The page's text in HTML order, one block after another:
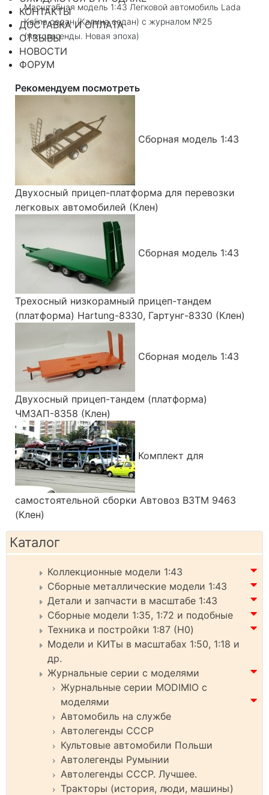
КОНТАКТЫ
ДОСТАВКА И ОПЛАТА
ОТЗЫВЫ
НОВОСТИ
ФОРУМ
Масштабная модель 1:43 Легковой автомобиль Lada
Kalina седан (Калина седан) с журналом №25
(Автолегенды. Новая эпоха)
Рекомендуем посмотреть
Сборная модель 1:43
Двухосный прицеп-платформа для перевозки
легковых автомобилей (Клен)
Сборная модель 1:43
Трехосный низкорамный прицеп-тандем
(платформа) Hartung-8330, Гартунг-8330 (Клен)
Сборная модель 1:43
Двухосный прицеп-тандем (платформа)
ЧМЗАП-8358 (Клен)
Комплект для
самостоятельной сборки Автовоз ВЗТМ 9463
(Клен)
Каталог
Коллекционные модели 1:43
Сборные металлические модели 1:43
Детали и запчасти в масштабе 1:43
Сборные модели 1:35, 1:72 и подобные
Техника и постройки 1:87 (H0)
Модели и КИТы в масштабах 1:50, 1:18 и
др.
Журнальные серии с моделями
Журнальные серии MODIMIO с
моделями
Автомобиль на службе
Автолегенды СССР
Культовые автомобили Польши
Автолегенды Румынии
Автолегенды СССР. Лучшее.
Тракторы (история, люди, машины)